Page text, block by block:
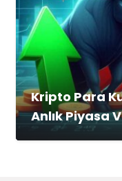
Kripto Para
Anlık Piyasa